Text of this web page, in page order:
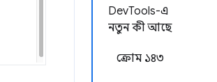
DevTools-এ
নতুন কী আছে
ক্রোম ১৪৩